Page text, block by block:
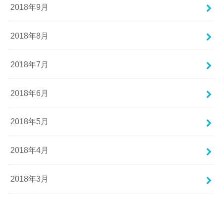
2018年9月
2018年8月
2018年7月
2018年6月
2018年5月
2018年4月
2018年3月